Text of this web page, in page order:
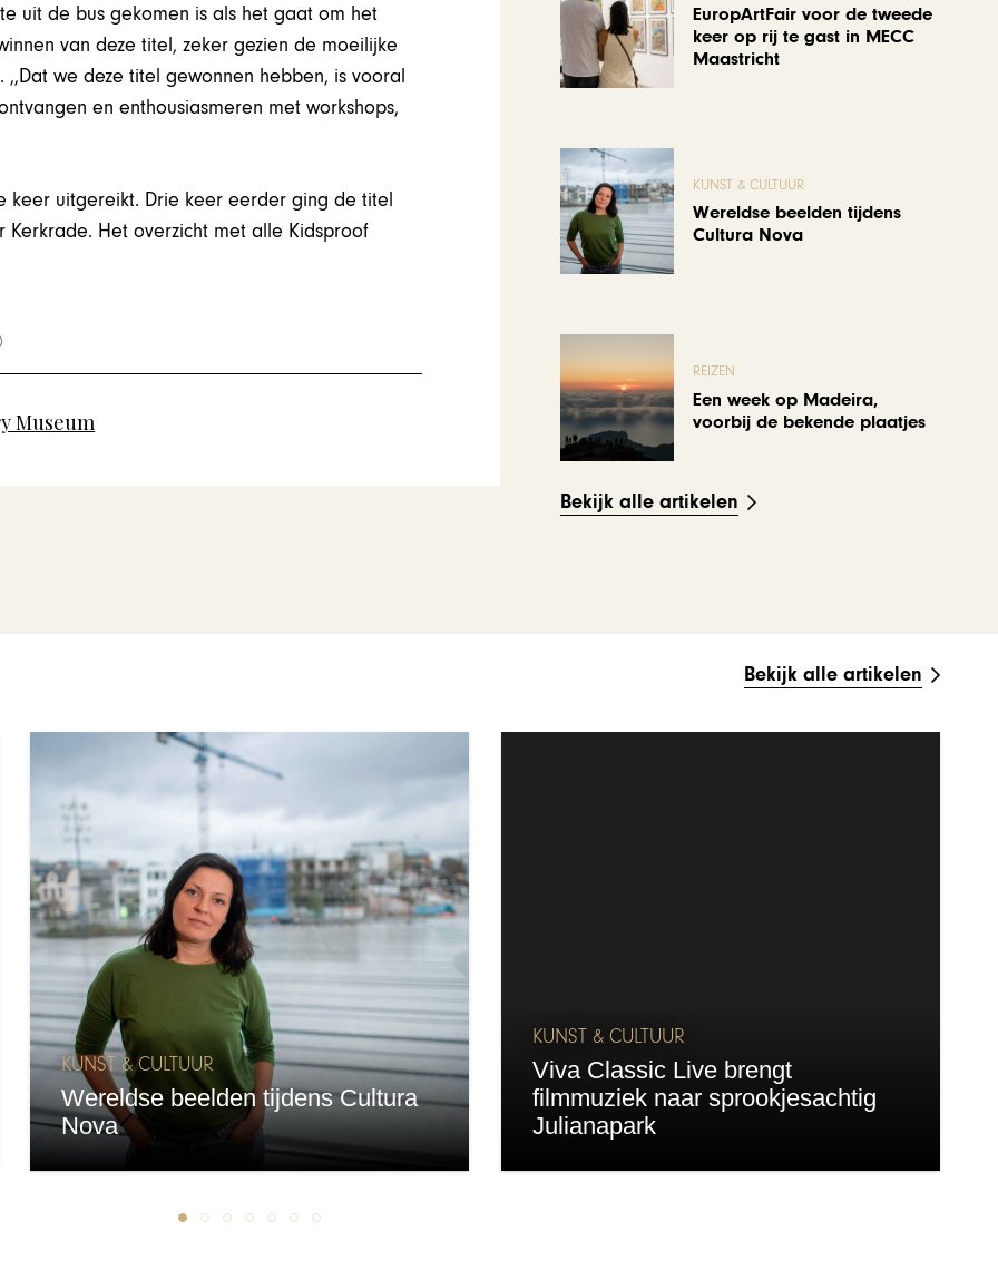
uit de bus gekomen is als het gaat om het
van deze titel, zeker gezien de moeilijke
we deze titel gewonnen hebben, is vooral
en enthousiasmeren met workshops,
keer uitgereikt. Drie keer eerder ging de titel
Het overzicht met alle Kidsproof
Museum
EuropArtFair voor de tweede
keer op rij te gast in MECC
Maastricht
KUNST & CULTUUR
Wereldse beelden tijdens
Cultura Nova
REIZEN
Een week op Madeira,
voorbij de bekende plaatjes
Bekijk alle artikelen
Bekijk alle artikelen
KUNST & CULTUUR
Wereldse beelden tijdens Cultura
Nova
KUNST & CULTUUR
Viva Classic Live brengt
filmmuziek naar sprookjesachtig
Julianapark